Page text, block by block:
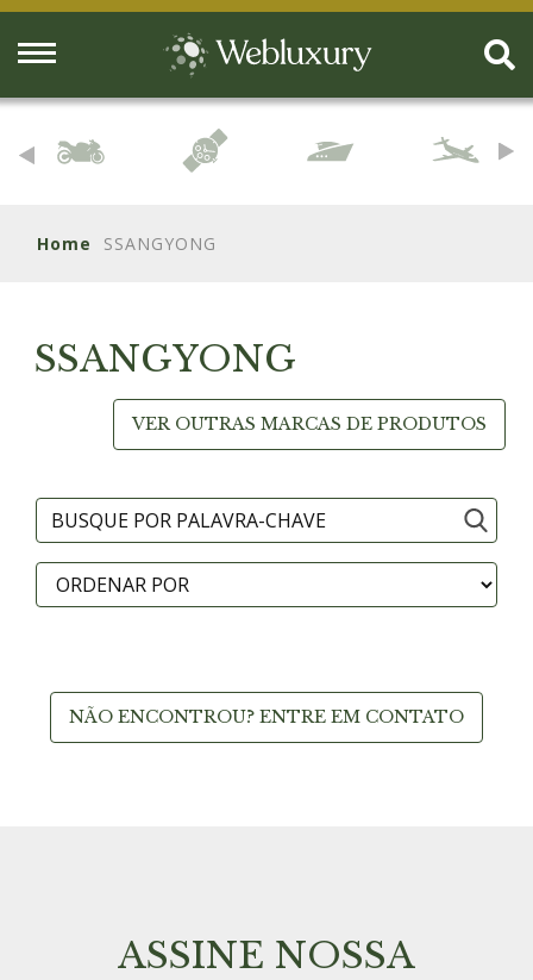
Home SSANGYONG
SSANGYONG
VER OUTRAS MARCAS DE PRODUTOS
NÃO ENCONTROU? ENTRE EM CONTATO
ASSINE NOSSA